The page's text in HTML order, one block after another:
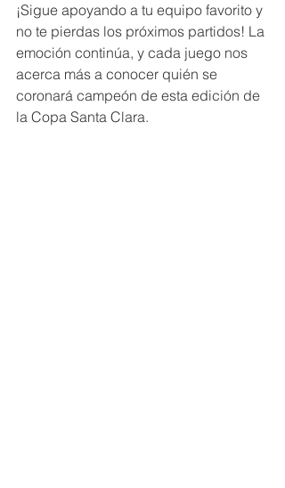
¡Sigue apoyando a tu equipo favorito y
no te pierdas los próximos partidos! La
emoción continúa, y cada juego nos
acerca más a conocer quién se
coronará campeón de esta edición de
la Copa Santa Clara.